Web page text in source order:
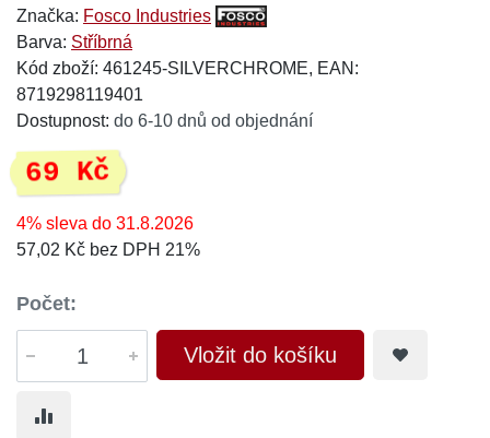
Značka: Fosco Industries
Barva: Stříbrná
Kód zboží: 461245-SILVERCHROME, EAN:
8719298119401
Dostupnost: do 6-10 dnů od objednání
69 Kč
4% sleva do 31.8.2026
57,02 Kč bez DPH 21%
Počet:
Vložit do košíku